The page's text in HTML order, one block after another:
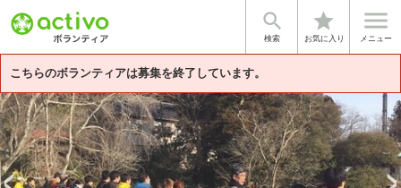

検索
star
お気に入り

メニュー
こちらのボランティアは募集を終了しています。
基本情報 募集詳細 法人情報